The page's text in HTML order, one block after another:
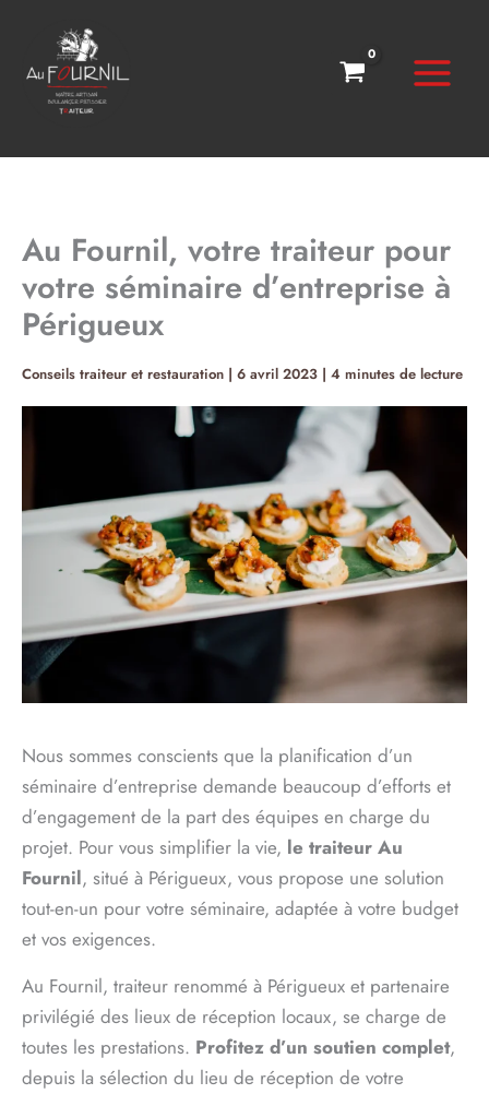
contenu
Au Fournil, votre traiteur pour
votre séminaire d’entreprise à
Périgueux
Conseils traiteur et restauration | 6 avril 2023 | 4 minutes de lecture
Nous sommes conscients que la planification d’un
séminaire d’entreprise demande beaucoup d’efforts et
d’engagement de la part des équipes en charge du
projet. Pour vous simplifier la vie, le traiteur Au
Fournil, situé à Périgueux, vous propose une solution
tout-en-un pour votre séminaire, adaptée à votre budget
et vos exigences.
Au Fournil, traiteur renommé à Périgueux et partenaire
privilégié des lieux de réception locaux, se charge de
toutes les prestations. Profitez d’un soutien complet,
depuis la sélection du lieu de réception de votre